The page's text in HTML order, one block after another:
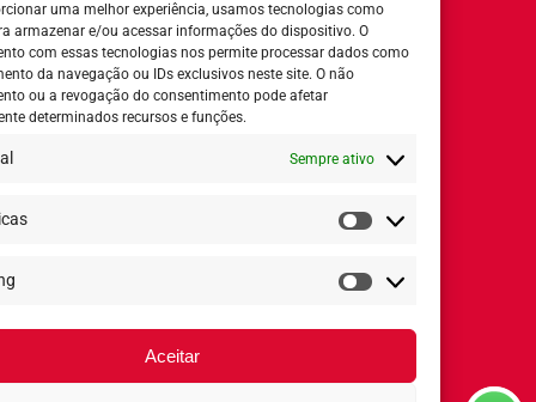
uma melhor experiência, usamos tecnologias como
armazenar e/ou acessar informações do dispositivo. O
com essas tecnologias nos permite processar dados como
da navegação ou IDs exclusivos neste site. O não
ou a revogação do consentimento pode afetar
determinados recursos e funções.
Sempre ativo
Estatísticas
Marketing
Aceitar
Horário de Atendimento:
8h ás 18h